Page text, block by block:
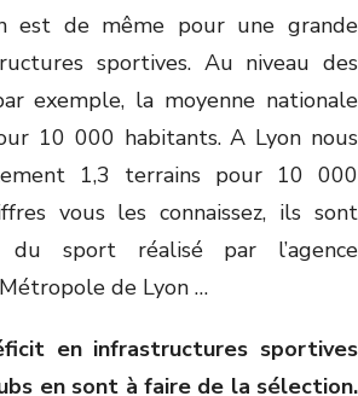
est de même pour une grande
sportives. Au niveau des
exemple, la moyenne nationale
10 000 habitants. A Lyon nous
1,3 terrains pour 10 000
vous les connaissez, ils sont
du sport réalisé par l’agence
de Lyon …
en infrastructures sportives
en sont à faire de la sélection.